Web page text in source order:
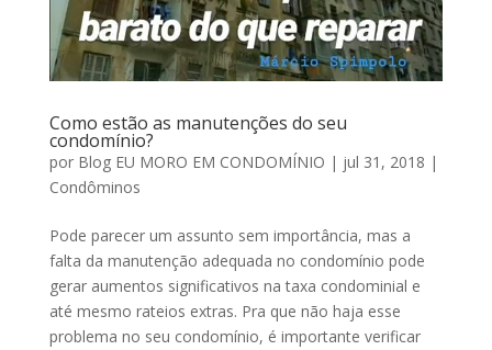
Como estão as manutenções do seu
condomínio?
por Blog EU MORO EM CONDOMÍNIO | jul 31, 2018 |
Condôminos
Pode parecer um assunto sem importância, mas a
falta da manutenção adequada no condomínio pode
gerar aumentos significativos na taxa condominial e
até mesmo rateios extras. Pra que não haja esse
problema no seu condomínio, é importante verificar